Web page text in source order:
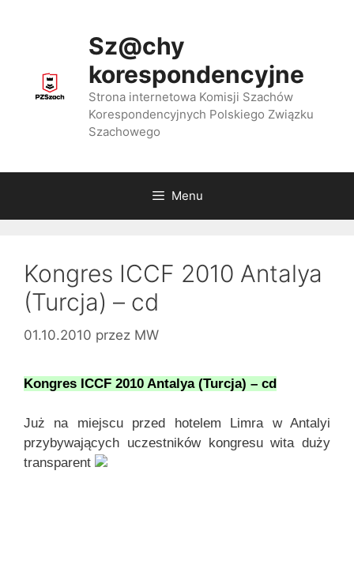
Sz@chy
korespondencyjne
Strona internetowa Komisji Szachów
Korespondencyjnych Polskiego Związku
Szachowego
Menu
Kongres ICCF 2010 Antalya
(Turcja) – cd
01.10.2010 przez MW
Kongres ICCF 2010 Antalya (Turcja) – cd
Już na miejscu przed hotelem Limra w Antalyi
przybywających uczestników kongresu wita duży
transparent